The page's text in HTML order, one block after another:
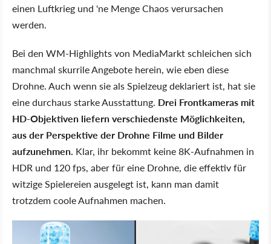
einen Luftkrieg und 'ne Menge Chaos verursachen
werden.
Bei den WM-Highlights von MediaMarkt schleichen sich
manchmal skurrile Angebote herein, wie eben diese
Drohne. Auch wenn sie als Spielzeug deklariert ist, hat sie
eine durchaus starke Ausstattung. Drei Frontkameras mit
HD-Objektiven liefern verschiedenste Möglichkeiten,
aus der Perspektive der Drohne Filme und Bilder
aufzunehmen. Klar, ihr bekommt keine 8K-Aufnahmen in
HDR und 120 fps, aber für eine Drohne, die effektiv für
witzige Spielereien ausgelegt ist, kann man damit
trotzdem coole Aufnahmen machen.